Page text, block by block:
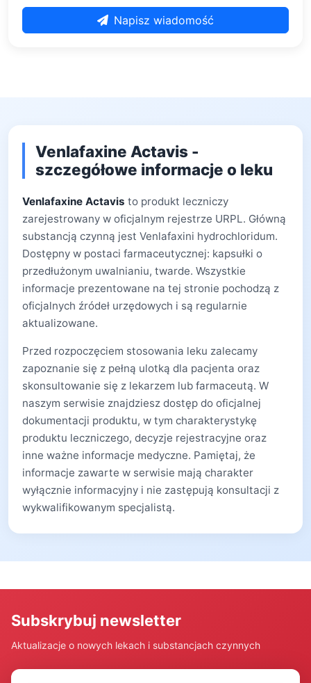
Napisz wiadomość
Venlafaxine Actavis -
szczegółowe informacje o leku
Venlafaxine Actavis to produkt leczniczy
zarejestrowany w oficjalnym rejestrze URPL. Główną
substancją czynną jest Venlafaxini hydrochloridum.
Dostępny w postaci farmaceutycznej: kapsułki o
przedłużonym uwalnianiu, twarde. Wszystkie
informacje prezentowane na tej stronie pochodzą z
oficjalnych źródeł urzędowych i są regularnie
aktualizowane.
Przed rozpoczęciem stosowania leku zalecamy
zapoznanie się z pełną ulotką dla pacjenta oraz
skonsultowanie się z lekarzem lub farmaceutą. W
naszym serwisie znajdziesz dostęp do oficjalnej
dokumentacji produktu, w tym charakterystykę
produktu leczniczego, decyzje rejestracyjne oraz
inne ważne informacje medyczne. Pamiętaj, że
informacje zawarte w serwisie mają charakter
wyłącznie informacyjny i nie zastępują konsultacji z
wykwalifikowanym specjalistą.
Subskrybuj newsletter
Aktualizacje o nowych lekach i substancjach czynnych